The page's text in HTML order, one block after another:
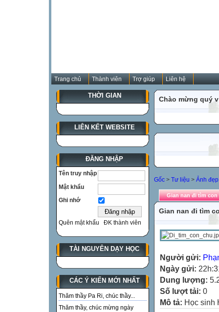
Trang chủ Thành viên Trợ giúp Liên hệ
THỜI GIAN
LIÊN KẾT WEBSITE
ĐĂNG NHẬP
Tên truy nhập
Mật khẩu
Ghi nhớ
Quên mật khẩu ĐK thành viên
TÀI NGUYÊN DẠY HỌC
CÁC Ý KIẾN MỚI NHẤT
Thăm thầy Pa Ri, chúc thầy...
Thăm thầy, chúc mừng ngày
Chào mừng quý
Gốc > Tư liệu > Ảnh
Gian nan đi tìm con
Gian nan đi tìm
Người gửi:
Ngày gửi:
Dung lượng:
Số lượt tải: 0
Mô tả: Học sinh